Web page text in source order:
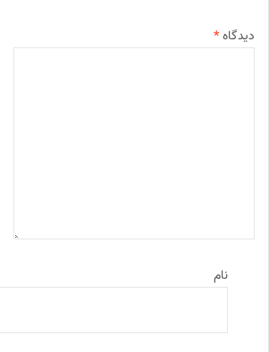
دیدگاه*
نام